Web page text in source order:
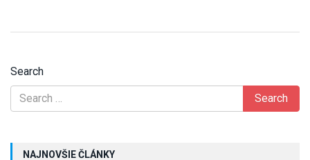
Search
NAJNOVŠIE ČLÁNKY